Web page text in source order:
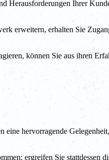
Herausforderungen Ihrer
erweitern, erhalten Sie
können Sie aus ihren
hervorragende
ergreifen Sie stattdessen